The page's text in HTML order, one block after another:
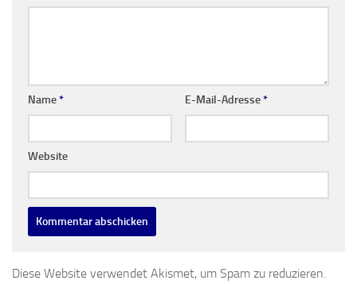
Name* E-Mail-Adresse*
Website
Diese Website verwendet Akismet, um Spam zu reduzieren.